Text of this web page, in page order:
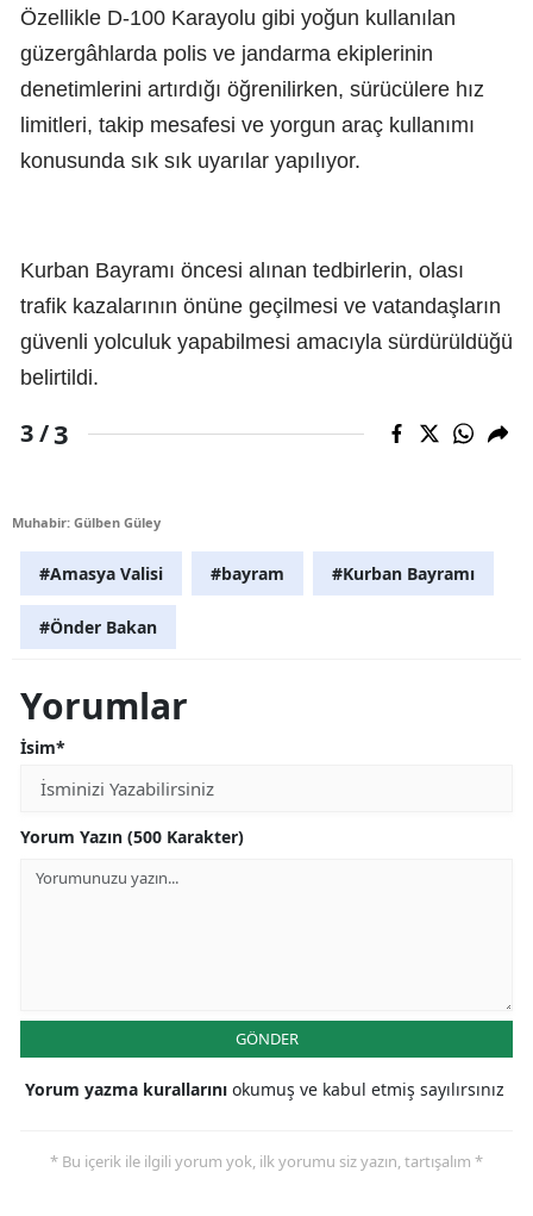
Özellikle D-100 Karayolu gibi yoğun kullanılan
güzergâhlarda polis ve jandarma ekiplerinin
denetimlerini artırdığı öğrenilirken, sürücülere hız
limitleri, takip mesafesi ve yorgun araç kullanımı
konusunda sık sık uyarılar yapılıyor.
Kurban Bayramı öncesi alınan tedbirlerin, olası
trafik kazalarının önüne geçilmesi ve vatandaşların
güvenli yolculuk yapabilmesi amacıyla sürdürüldüğü
belirtildi.
3 /3
Muhabir: Gülben Güley
#Amasya Valisi #bayram #Kurban Bayramı
#Önder Bakan
Yorumlar
İsim*
Yorum Yazın (500 Karakter)
GÖNDER
Yorum yazma kurallarını okumuş ve kabul etmiş sayılırsınız
* Bu içerik ile ilgili yorum yok, ilk yorumu siz yazın, tartışalım *